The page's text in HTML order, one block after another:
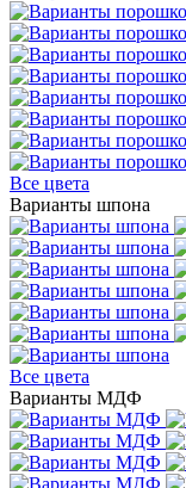
Все цвета
Варианты шпона
Все цвета
Варианты МДФ